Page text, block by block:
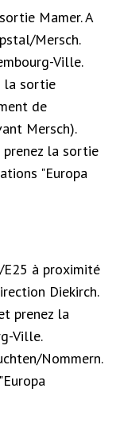
Mamer. A
Mersch.
Ville.
la sortie
de
Mersch).
prenez la sortie
"Europa
E25 à proximité
Diekirch.
prenez la
Ville.
Nommern.